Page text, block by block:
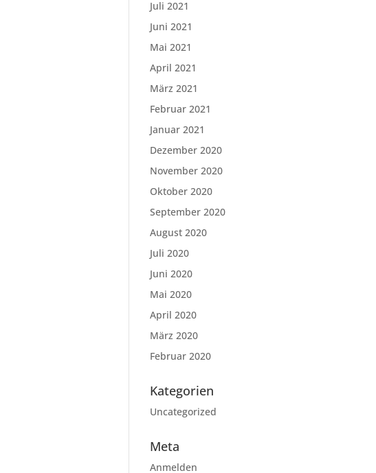
Juli 2021
Juni 2021
Mai 2021
April 2021
März 2021
Februar 2021
Januar 2021
Dezember 2020
November 2020
Oktober 2020
September 2020
August 2020
Juli 2020
Juni 2020
Mai 2020
April 2020
März 2020
Februar 2020
Kategorien
Uncategorized
Meta
Anmelden